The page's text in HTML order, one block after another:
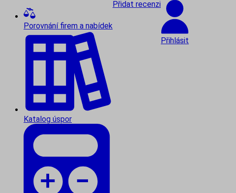
Porovnání firem a nabídek
Katalog úspor
Přidat recenzi
Přihlásit